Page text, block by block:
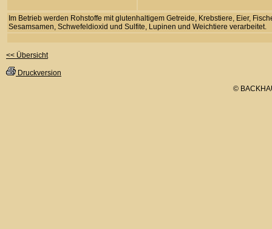
Im Betrieb werden Rohstoffe mit glutenhaltigem Getreide, Krebstiere, Eier,
Sesamsamen, Schwefeldioxid und Sulfite, Lupinen und Weichtiere verarbeitet.
<< Übersicht
Druckversion
©